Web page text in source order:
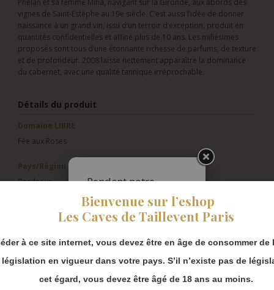
Bienvenue sur l’eshop
Les Caves de Taillevent Paris
à ce site internet, vous devez être en âge de consommer de
législation en vigueur dans votre pays. S’il n’existe pas de
cet égard, vous devez être âgé de 18 ans au moins.
Phélan et sa femme Mina, navigant sur la Gironde, aux abords des
vignes de Saint-Estèphe au 19e siècle. C’est aussi l’idée de donner
naissance à un grand vin, issu d’un terroir d’exception, produit en
quantités confidentielles et affiné plus de 10 ans. Les millésimes
proposés sont tous d’une étonnante richesse de parfums, de texture
et de profondeur. 2008 laisse nettement apparaître la dominance
du cabernet, avec une qualité tannique irréprochable.
Détails du produit
Domaine LIBRE
Fée aux Roses
Pays/Région
Bordeaux
Saint-Estèphe
Millésime
2008
Pendant notre
fermeture estivale,
vous pouvez
continuer à passer
Merci de bien
prendre en compte :
Les envois